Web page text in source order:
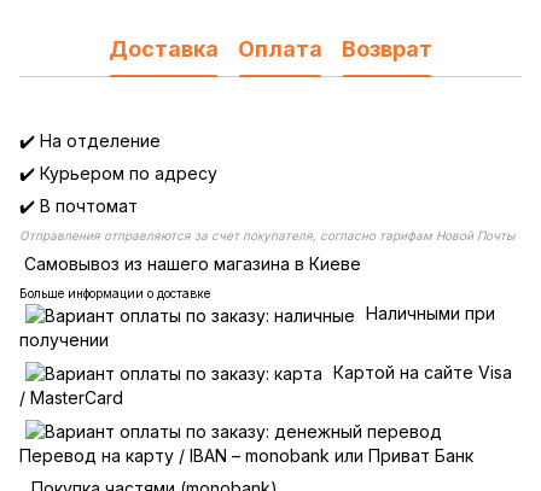
Доставка Оплата Возврат
✔️ На отделение
✔️ Курьером по адресу
✔️ В почтомат
Отправления отправляются за счет покупателя, согласно тарифам Новой Почты
Самовывоз из нашего магазина в Киеве
Больше информации о доставке
Наличными при
получении
Картой на сайте Visa
/ MasterCard
Перевод на карту / IBAN – monobank или Приват Банк